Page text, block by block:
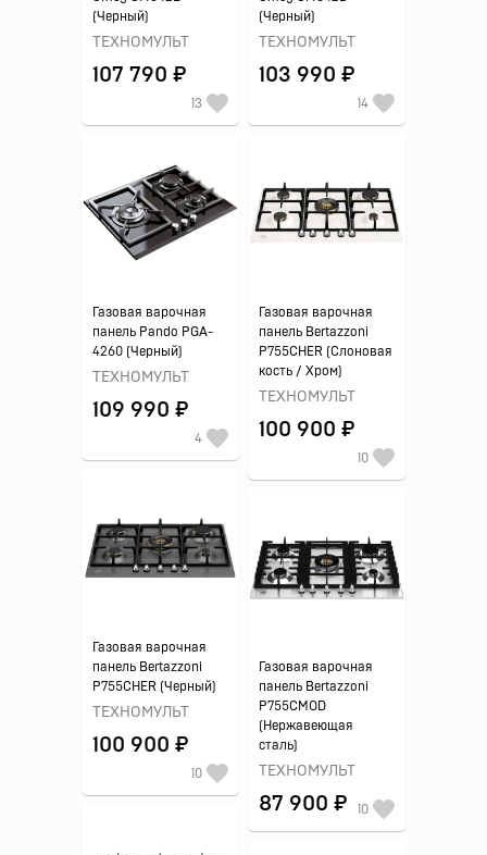
(Черный)
ТЕХНОМУЛЬТ
107 790 ₽
13
(Черный)
ТЕХНОМУЛЬТ
103 990 ₽
14
Газовая варочная
панель Pando PGA-
4260 (Черный)
ТЕХНОМУЛЬТ
109 990 ₽
4
Газовая варочная
панель Bertazzoni
P755CHER (Слоновая
кость / Хром)
ТЕХНОМУЛЬТ
100 900 ₽
10
Газовая варочная
панель Bertazzoni
P755CHER (Черный)
ТЕХНОМУЛЬТ
100 900 ₽
10
Газовая варочная
панель Bertazzoni
P755CMOD
(Нержавеющая
сталь)
ТЕХНОМУЛЬТ
87 900 ₽ 10